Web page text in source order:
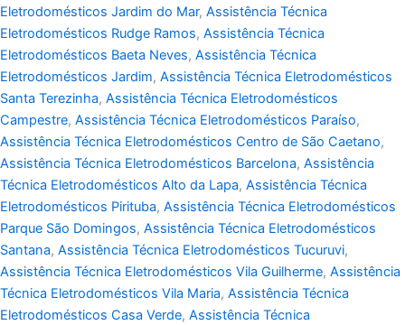
Eletrodomésticos Jardim do Mar, Assistência Técnica
Eletrodomésticos Rudge Ramos, Assistência Técnica
Eletrodomésticos Baeta Neves, Assistência Técnica
Eletrodomésticos Jardim, Assistência Técnica Eletrodomésticos
Santa Terezinha, Assistência Técnica Eletrodomésticos
Campestre, Assistência Técnica Eletrodomésticos Paraíso,
Assistência Técnica Eletrodomésticos Centro de São Caetano,
Assistência Técnica Eletrodomésticos Barcelona, Assistência
Técnica Eletrodomésticos Alto da Lapa, Assistência Técnica
Eletrodomésticos Pirituba, Assistência Técnica Eletrodomésticos
Parque São Domingos, Assistência Técnica Eletrodomésticos
Santana, Assistência Técnica Eletrodomésticos Tucuruvi,
Assistência Técnica Eletrodomésticos Vila Guilherme, Assistência
Técnica Eletrodomésticos Vila Maria, Assistência Técnica
Eletrodomésticos Casa Verde, Assistência Técnica